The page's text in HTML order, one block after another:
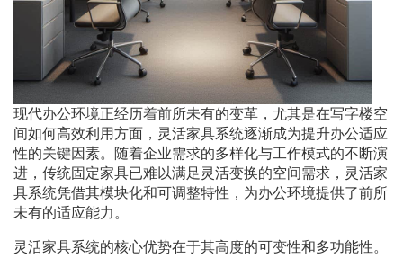
现代办公环境正经历着前所未有的变革，尤其是在写字楼空
间如何高效利用方面，灵活家具系统逐渐成为提升办公适应
性的关键因素。随着企业需求的多样化与工作模式的不断演
进，传统固定家具已难以满足灵活变换的空间需求，灵活家
具系统凭借其模块化和可调整特性，为办公环境提供了前所
未有的适应能力。
灵活家具系统的核心优势在于其高度的可变性和多功能性。